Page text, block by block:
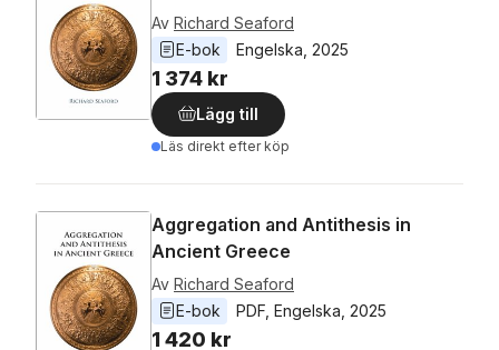
Av Richard Seaford
E-bok
Engelska 2025
1 374 kr
Lägg till
Läs direkt efter köp
Aggregation and Antithesis in
Ancient Greece
Av Richard Seaford
E-bok
PDF Engelska 2025
1 420 kr